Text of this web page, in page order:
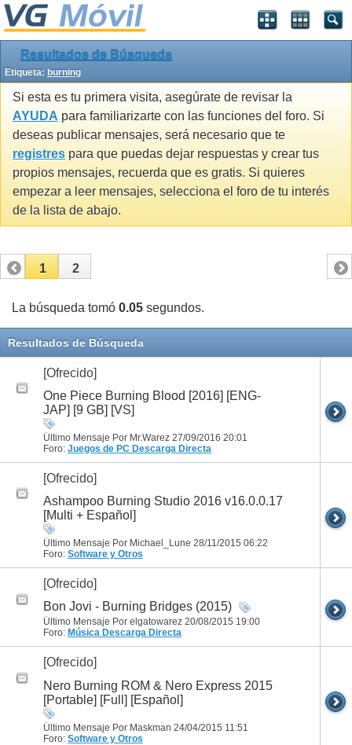
Resultados de Búsqueda
Etiqueta: burning
Si esta es tu primera visita, asegúrate de revisar la
AYUDA para familiarizarte con las funciones del foro. Si
deseas publicar mensajes, será necesario que te
registres para que puedas dejar respuestas y crear tus
propios mensajes, recuerda que es gratis. Si quieres
empezar a leer mensajes, selecciona el foro de tu interés
de la lista de abajo.
1 2
La búsqueda tomó 0.05 segundos.
Resultados de Búsqueda
[Ofrecido]
One Piece Burning Blood [2016] [ENG-
JAP] [9 GB] [VS]
Último Mensaje Por Mr.Warez 27/09/2016 20:01
Foro: Juegos de PC Descarga Directa
[Ofrecido]
Ashampoo Burning Studio 2016 v16.0.0.17
[Multi + Español]
Último Mensaje Por Michael_Lune 28/11/2015 06:22
Foro: Software y Otros
[Ofrecido]
Bon Jovi - Burning Bridges (2015)
Último Mensaje Por elgatowarez 20/08/2015 19:00
Foro: Música Descarga Directa
[Ofrecido]
Nero Burning ROM & Nero Express 2015
[Portable] [Full] [Español]
Último Mensaje Por Maskman 24/04/2015 11:51
Foro: Software y Otros